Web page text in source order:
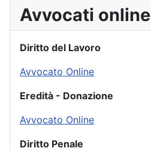
Avvocati online
Diritto del Lavoro
Avvocato Online
Eredità - Donazione
Avvocato Online
Diritto Penale